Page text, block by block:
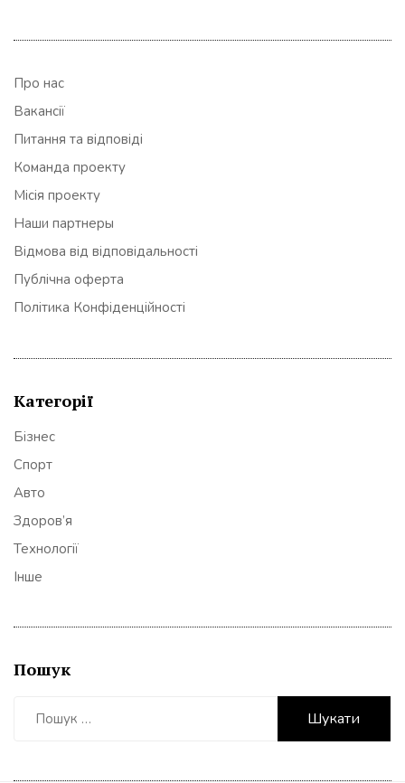
Про нас
Вакансії
Питання та відповіді
Команда проекту
Місія проекту
Наши партнеры
Відмова від відповідальності
Публічна оферта
Політика Конфіденційності
Категорії
Бізнес
Спорт
Авто
Здоров’я
Технології
Інше
Пошук